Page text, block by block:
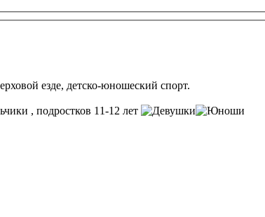
езде, детско-юношеский спорт.
, подростков 11-12 лет